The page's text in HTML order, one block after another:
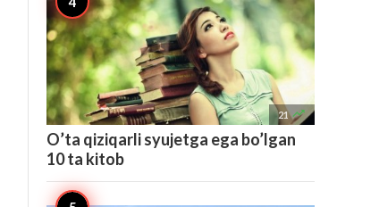
21 
O’ta qiziqarli syujetga ega bo’lgan
10 ta kitob